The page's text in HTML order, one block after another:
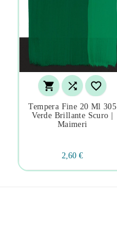
  
Tempera Fine 20 Ml 305
Verde Brillante Scuro |
Maimeri
2,60 €